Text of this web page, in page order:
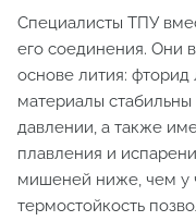
Специалисты ТПУ
его соединения. Они
основе лития: фторид
материалы
давлении, а также
плавления и
мишеней ниже, чем у
термостойкость